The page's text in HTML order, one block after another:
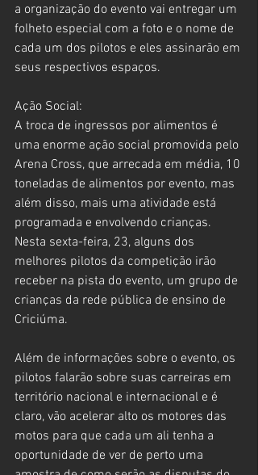
a organização do evento vai entregar um
folheto especial com a foto e o nome de
cada um dos pilotos e eles assinarão em
seus respectivos espaços.
Ação Social:
A troca de ingressos por alimentos é
uma enorme ação social promovida pelo
Arena Cross, que arrecada em média, 10
toneladas de alimentos por evento, mas
além disso, mais uma atividade está
programada e envolvendo crianças.
Nesta sexta-feira, 23, alguns dos
melhores pilotos da competição irão
receber na pista do evento, um grupo de
crianças da rede pública de ensino de
Criciúma.
Além de informações sobre o evento, os
pilotos falarão sobre suas carreiras em
território nacional e internacional e é
claro, vão acelerar alto os motores das
motos para que cada um ali tenha a
oportunidade de ver de perto uma